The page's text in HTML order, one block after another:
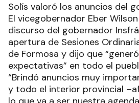
Solís valoró los anuncios del
El vicegobernador Eber
discurso del gobernador
apertura de Sesiones
de Formosa y dijo que
expectativas” en todo el
“Brindó anuncios muy
y todo el interior provincial